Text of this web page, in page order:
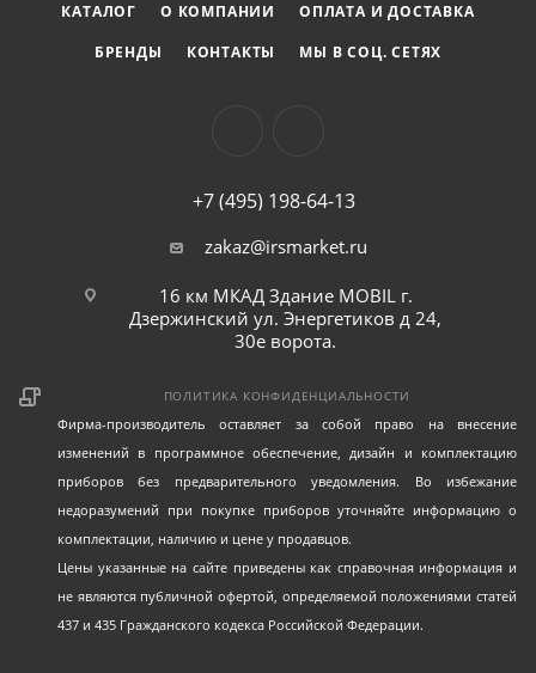
КАТАЛОГ О КОМПАНИИ
ОПЛАТА И ДОСТАВКА
БРЕНДЫ
КОНТАКТЫ МЫ В СОЦ. СЕТЯХ
+7 (495) 198-64-13
zakaz@irsmarket.ru
16 км МКАД Здание MOBIL г.
Дзержинский ул. Энергетиков д 24,
30е ворота.
ПОЛИТИКА КОНФИДЕНЦИАЛЬНОСТИ
Фирма-производитель оставляет за собой право на внесение
изменений в программное обеспечение, дизайн и комплектацию
приборов без предварительного уведомления. Во избежание
недоразумений при покупке приборов уточняйте информацию о
комплектации, наличию и цене у продавцов.
Цены указанные на сайте приведены как справочная информация и
не являются публичной офертой, определяемой положениями статей
437 и 435 Гражданского кодекса Российской Федерации.